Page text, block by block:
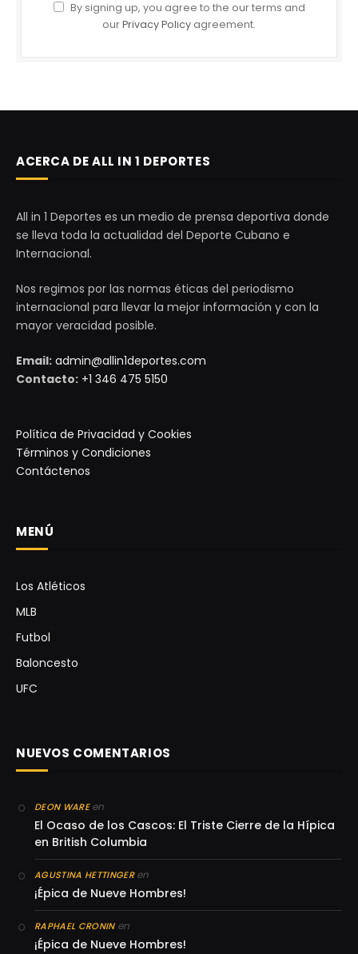
By signing up, you agree to the our terms and
ourPrivacy Policy agreement.
ACERCA DE ALL IN 1 DEPORTES
All in 1 Deportes es un medio de prensa deportiva donde
se lleva toda la actualidad del Deporte Cubano e
Internacional.
Nos regimos por las normas éticas del periodismo
internacional para llevar la mejor información y con la
mayor veracidad posible.
Email: admin@allin1deportes.com
Contacto: +1 346 475 5150
Política de Privacidad y Cookies
Términos y Condiciones
Contáctenos
MENÚ
Los Atléticos
MLB
Futbol
Baloncesto
UFC
NUEVOS COMENTARIOS
DEON WAREen
El Ocaso de los Cascos: El Triste Cierre de la Hípica
en British Columbia
AGUSTINA HETTINGERen
¡Épica de Nueve Hombres!
RAPHAEL CRONINen
¡Épica de Nueve Hombres!